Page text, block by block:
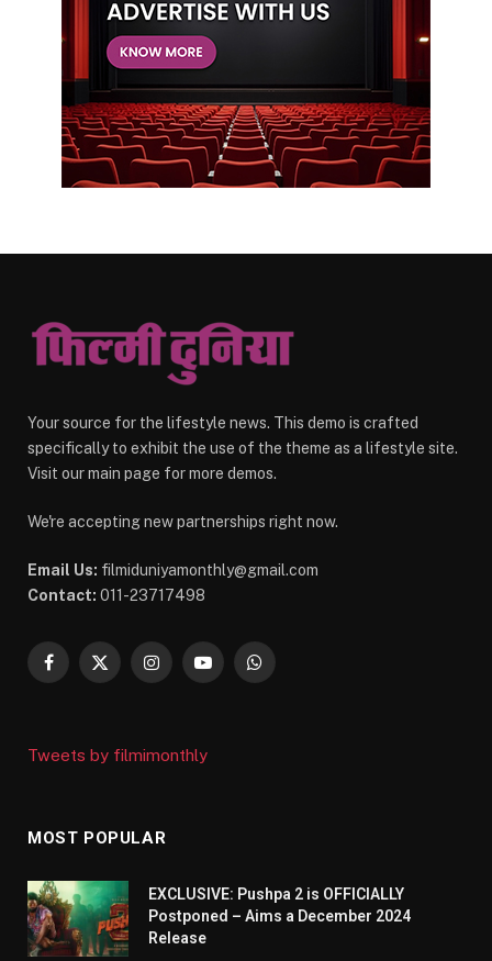
Your source for the lifestyle news. This demo is crafted
specifically to exhibit the use of the theme as a lifestyle site.
Visit our main page for more demos.
We're accepting new partnerships right now.
Email Us: filmiduniyamonthly@gmail.com
Contact: 011-23717498
Facebook
X
InstagramYouTubeWhatsApp
Tweets by filmimonthly
MOST POPULAR
EXCLUSIVE: Pushpa 2 is OFFICIALLY
Postponed – Aims a December 2024
Release